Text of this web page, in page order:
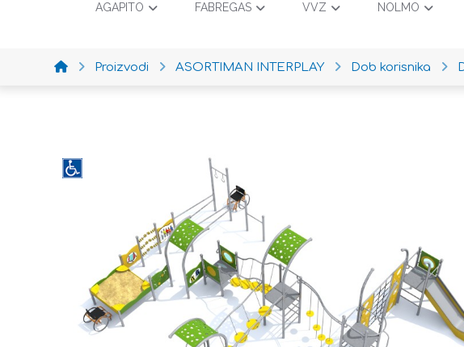
AGAPITO FABREGAS VVZ NOLMO
Proizvodi ASORTIMAN INTERPLAY Dob korisnika